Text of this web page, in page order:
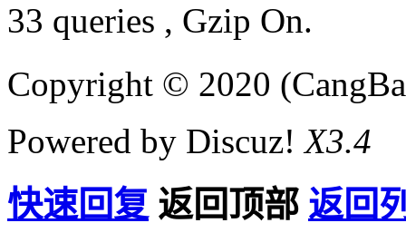
33 queries , Gzip On.
Copyright © 2020
Powered by Discuz!X3.4
快速回复 返回顶部 返回